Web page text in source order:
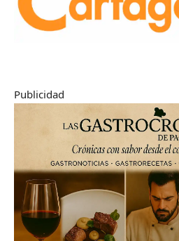
Publicidad